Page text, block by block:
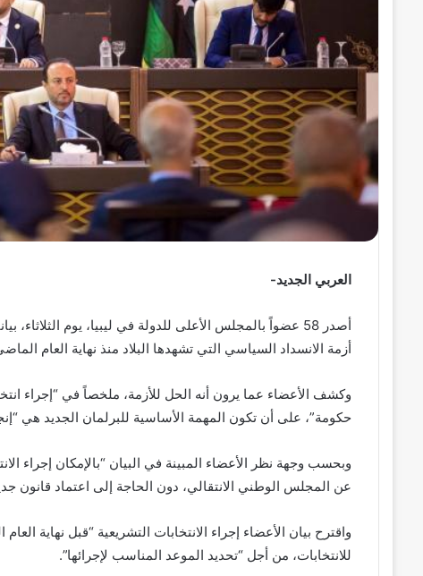
ر
ن
ا
العربي الجديد-
أصدر 58 عضواً بالمجلس الأعلى للدولة في ليبيا، يوم
أزمة الانسداد السياسي التي تشهدها البلاد منذ نهاية العام
وكشف الأعضاء عما يرون أنه الحل للأزمة، ملخصاً في “إجراء
حكومة”، على أن تكون المهمة الأساسية للبرلمان الجديد هي
عن المجلس الوطني الانتقالي، دون الحاجة إلى اعتماد قانون
واقترح بيان الأعضاء إجراء الانتخابات التشريعية “قبل نهاية
للانتخابات، من أجل “تحديد الموعد المناسب لإجرائها”.